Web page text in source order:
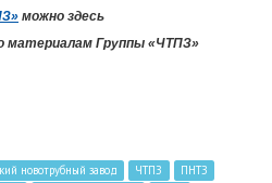
можно здесь
материалам Группы «ЧТПЗ»
новотрубный завод ЧТПЗ
ПНТЗ